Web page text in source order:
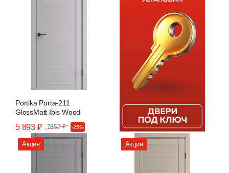
Portika Porta-211
GlossMatt Ibis Wood
5 893 ₽ 7857 ₽ -25%
Акция Акция